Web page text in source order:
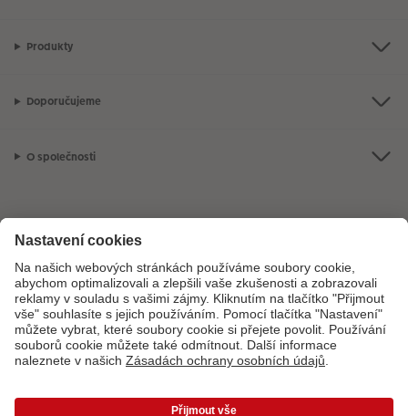
Produkty
Doporučujeme
O společnosti
Máte-li jakékoli dotazy týkající se fotoproduktů nebo objednávek,
neváhejte nás kontaktovat:+ 420 800 100 808[Po - Pá: 8:00 - 16:00]
*Uvedené ceny jsou doporučené prodejní ceny. Ke každé zakázce účtujeme jedno